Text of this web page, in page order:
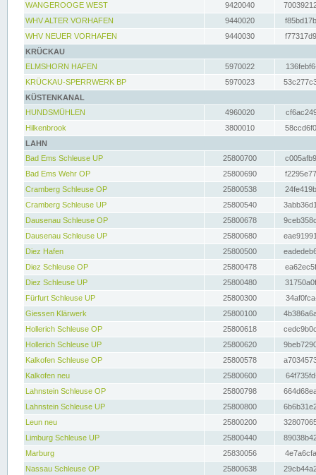
WANGEROOGE WEST
9420040
WHV ALTER VORHAFEN
9440020
WHV NEUER VORHAFEN
9440030
KRÜCKAU
ELMSHORN HAFEN
5970022
KRÜCKAU-SPERRWERK BP
5970023
KÜSTENKANAL
HUNDSMÜHLEN
4960020
Hilkenbrook
3800010
LAHN
Bad Ems Schleuse UP
25800700
Bad Ems Wehr OP
25800690
Cramberg Schleuse OP
25800538
Cramberg Schleuse UP
25800540
Dausenau Schleuse OP
25800678
Dausenau Schleuse UP
25800680
Diez Hafen
25800500
Diez Schleuse OP
25800478
Diez Schleuse UP
25800480
Fürfurt Schleuse UP
25800300
Giessen Klärwerk
25800100
Hollerich Schleuse OP
25800618
Hollerich Schleuse UP
25800620
Kalkofen Schleuse OP
25800578
Kalkofen neu
25800600
Lahnstein Schleuse OP
25800798
Lahnstein Schleuse UP
25800800
Leun neu
25800200
Limburg Schleuse UP
25800440
Marburg
25830056
Nassau Schleuse OP
25800638